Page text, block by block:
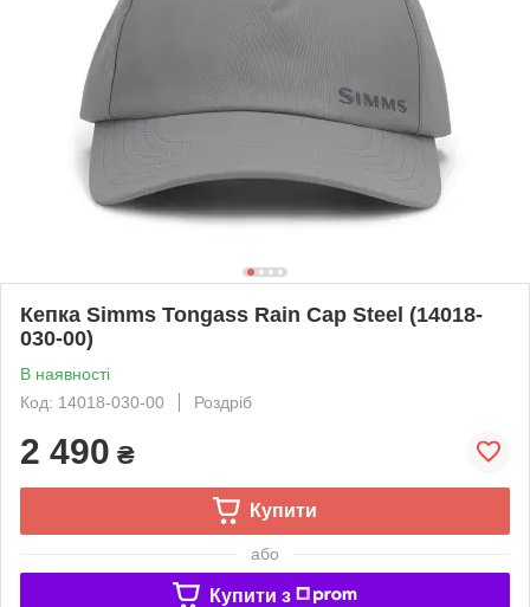
Кепка Simms Tongass Rain Cap Steel (14018-
030-00)
В наявності
Код: 14018-030-00
Роздріб
2 490 ₴
Купити
або
Купити з